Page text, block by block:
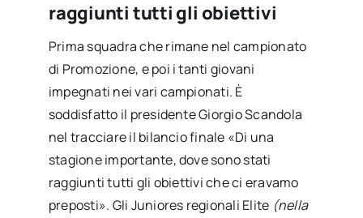
raggiunti tutti gli obiettivi
Prima squadra che rimane nel campionato
di Promozione, e poi i tanti giovani
impegnati nei vari campionati. È
soddisfatto il presidente Giorgio Scandola
nel tracciare il bilancio finale «Di una
stagione importante, dove sono stati
raggiunti tutti gli obiettivi che ci eravamo
preposti». Gli Juniores regionali Elite (nella